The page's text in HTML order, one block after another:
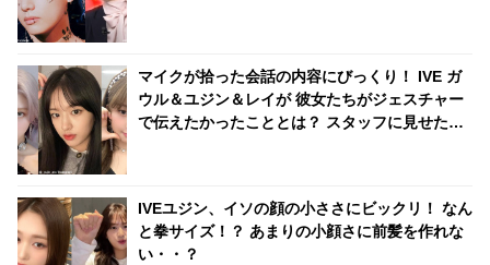
マイクが拾った会話の内容にびっくり！ IVE ガ
ウル＆ユジン＆レイが 彼女たちがジェスチャー
で伝えたかったこととは？ スタッフに見せた優
IVEユジン、イソの顔の小ささにビックリ！ なん
と拳サイズ！？ あまりの小顔さに前髪を作れな
い・・？